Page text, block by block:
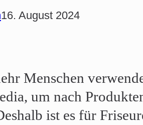
16. August 2024
Menschen
um nach
ist es für